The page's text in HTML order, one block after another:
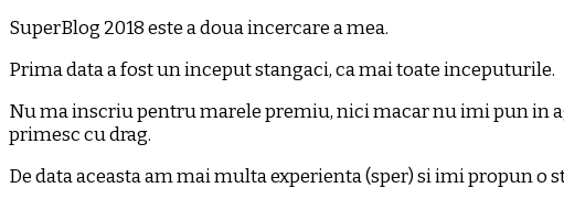
SuperBlog 2018 este a doua incercare a mea.
Prima data a fost un inceput stangaci, ca mai toate inceputurile.
Nu ma inscriu pentru marele premiu, nici macar nu imi pun in
primesc cu drag.
De data aceasta am mai multa experienta (sper) si imi propun o